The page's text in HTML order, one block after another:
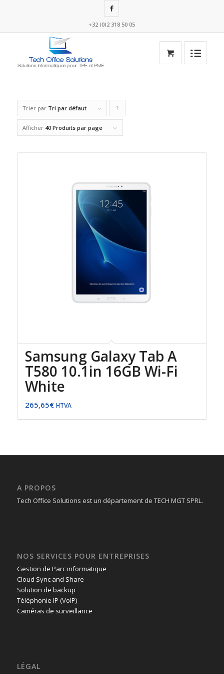
+32 (0)2 318 50 05
Trier par Tri par défaut
les
en
ordre
ascendant
Afficher 40 Produits par page
Samsung Galaxy Tab A
T580 10.1in 16GB Wi-Fi
White
265,65€ HTVA
A PROPOS
Tech Office Solutions est un département de TECH MGT SPRL.
NOS SERVICES POUR ENTREPRISES
Gestion de Parc informatique
Cloud Sync and Share
Solution de backup
Téléphonie IP (VoIP)
Caméras de surveillance
LÉGAL